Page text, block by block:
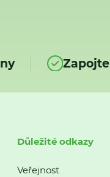
Důležité odkazy
Veřejnost